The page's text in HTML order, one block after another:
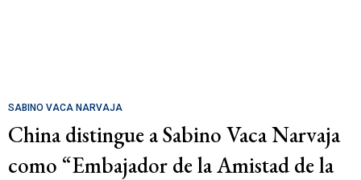
SABINO VACA NARVAJA
China distingue a Sabino Vaca Narvaja
como “Embajador de la Amistad de la